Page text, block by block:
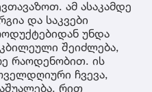
ამ ასაკამდე
და საკვები
უნდა
შეიძლება,
რაოდენობით. ის
ჩვევა,
რით